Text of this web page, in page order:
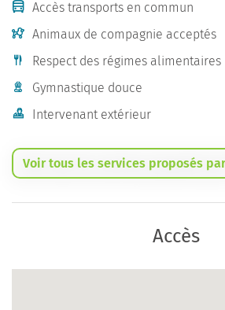
Accès transports en commun
Animaux de compagnie acceptés
Respect des régimes alimentaires
Gymnastique douce
Intervenant extérieur
Voir tous les services proposés
Accès